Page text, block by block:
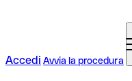
Accedi Avvia la procedura